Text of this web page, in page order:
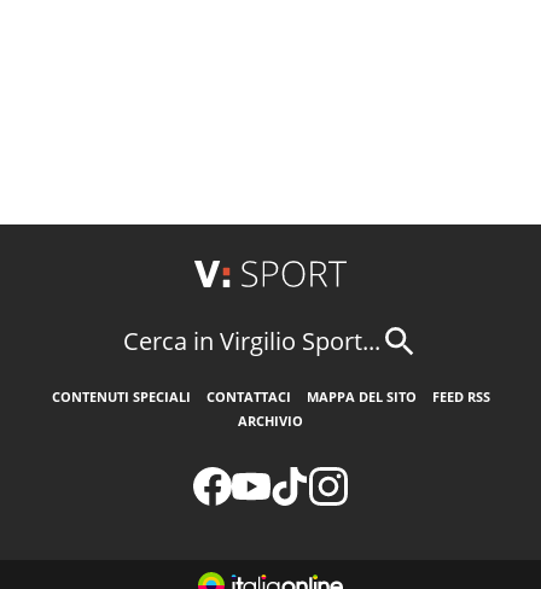
Cerca in Virgilio Sport...
CONTENUTI SPECIALI CONTATTACI MAPPA DEL SITO
FEED RSS
ARCHIVIO